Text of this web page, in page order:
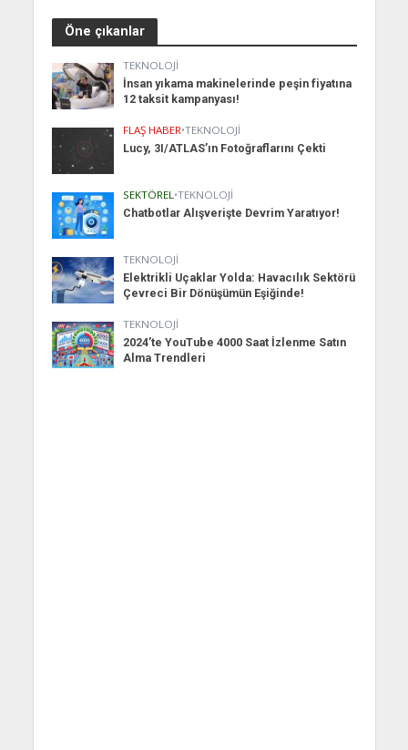
Öne çıkanlar
TEKNOLOJI
İnsan yıkama makinelerinde peşin fiyatına
12 taksit kampanyası!
FLAŞ HABER•TEKNOLOJI
Lucy, 3I/ATLAS’ın Fotoğraflarını Çekti
SEKTÖREL•TEKNOLOJI
Chatbotlar Alışverişte Devrim Yaratıyor!
TEKNOLOJI
Elektrikli Uçaklar Yolda: Havacılık Sektörü
Çevreci Bir Dönüşümün Eşiğinde!
TEKNOLOJI
2024’te YouTube 4000 Saat İzlenme Satın
Alma Trendleri